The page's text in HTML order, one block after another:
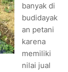
banyak di
budidayak
an petani
karena
memiliki
nilai jual